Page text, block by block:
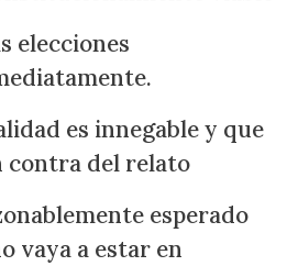
elecciones
es innegable y que
contra del relato
esperado
vaya a estar en